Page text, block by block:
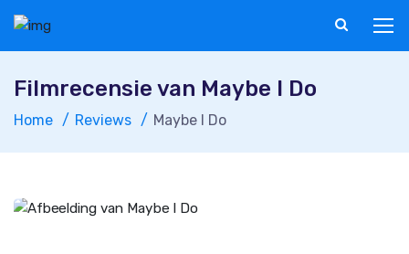
Filmrecensie van Maybe I Do
Home Reviews Maybe I Do